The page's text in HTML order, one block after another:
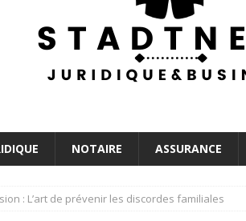
NOTAIRE ASSURANCE
: L’art de prévenir les discordes familiales